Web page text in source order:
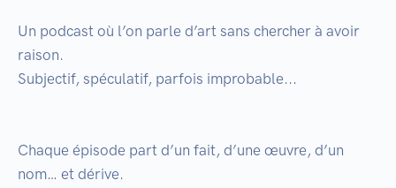
Un podcast où l’on parle d’art sans chercher à avoir
raison.
Subjectif, spéculatif, parfois improbable...
Chaque épisode part d’un fait, d’une œuvre, d’un
nom… et dérive.